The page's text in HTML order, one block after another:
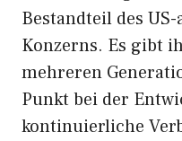
Bestandteil des
Konzerns. Es gibt
mehreren
Punkt bei der
kontinuierliche